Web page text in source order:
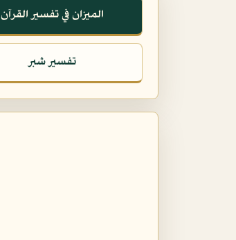
الميزان في تفسير القرآن
تفسير شبر